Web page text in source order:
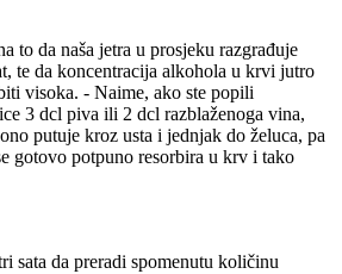
to da naša jetra u prosjeku razgrađuje
te da koncentracija alkohola u krvi jutro
visoka. - Naime, ako ste popili
3 dcl piva ili 2 dcl razblaženoga vina,
putuje kroz usta i jednjak do želuca, pa
gotovo potpuno resorbira u krv i tako
sata da preradi spomenutu količinu